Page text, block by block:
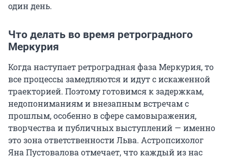
один день.
Что делать во время ретроградного
Меркурия
Когда наступает ретроградная фаза Меркурия, то
все процессы замедляются и идут с искаженной
траекторией. Поэтому готовимся к задержкам,
недопониманиям и внезапным встречам с
прошлым, особенно в сфере самовыражения,
творчества и публичных выступлений — именно
это зона ответственности Льва. Астропсихолог
Яна Пустовалова отмечает, что каждый из нас